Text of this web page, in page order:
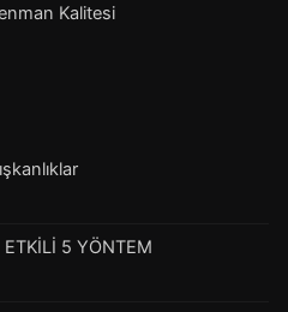
Kalitesi
5 YÖNTEM